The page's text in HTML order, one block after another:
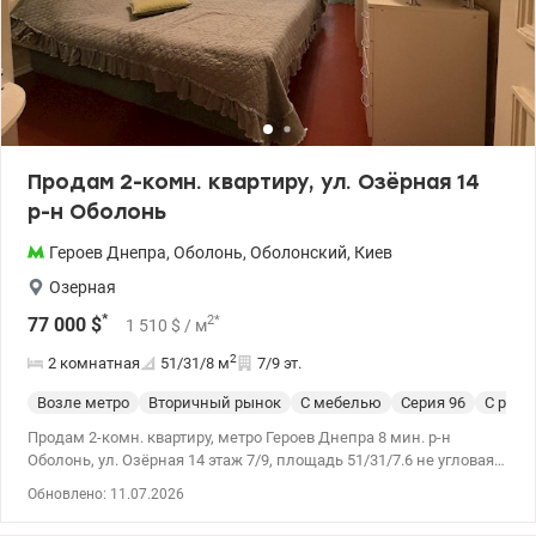
Продам 2-комн. квартиру, ул. Озёрная 14
р-н Оболонь
Героев Днепра, Оболонь, Оболонский, Киев
Озерная
77 000 $* 1 510 $ / м2*
2 комнатная 51/31/8 м2 7/9 эт.
Возле метро Вторичный рынок С мебелью Cерия 96
С
Продам 2-комн. квартиру, метро Героев Днепра 8 мин. р-н
Оболонь, ул. Озёрная 14 этаж 7/9, площадь 51/31/7.6 не угловая,
Обновлено: 11.07.2026